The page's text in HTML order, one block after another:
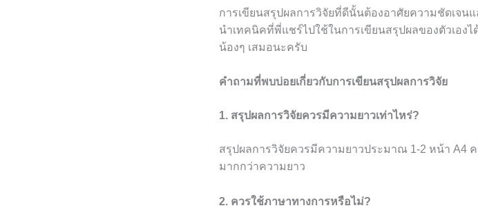
การเขียนสรุปผลการวิจัยที่ดีนั้นต้องอาศัยความชัดเจน
นำเทคนิคที่พี่แชร์ไปใช้ในการเขียนสรุปผลของตัวเอง
น้องๆ เสมอนะครับ
คำถามที่พบบ่อยเกี่ยวกับการเขียนสรุปผลการวิจัย
1. สรุปผลการวิจัยควรมีความยาวเท่าไหร่?
สรุปผลการวิจัยควรมีความยาวประมาณ 1-2 หน้า A4
มากกว่าความยาว
2. ควรใช้ภาษาทางการหรือไม่?